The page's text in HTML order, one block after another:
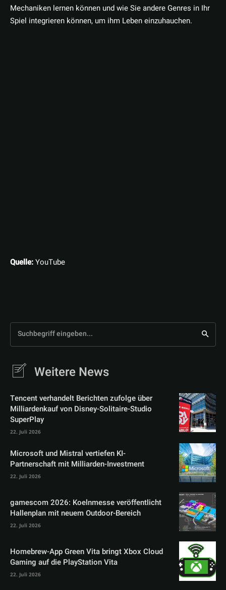
Mechaniken lernen können und wie Sie andere Genres in Ihr
Spiel integrieren können, um ihm Leben einzuhauchen.
Quelle:YouTube
Suchbegriff eingeben...
Weitere News
Tencent verhandelt Berichten zufolge über
Milliardenkauf von Disney-Solitaire-Studio
SuperPlay
22. Juli 2026
Microsoft und Mistral vertiefen KI-
Partnerschaft mit Milliarden-Investment
22. Juli 2026
gamescom 2026: Koelnmesse veröffentlicht
Hallenplan mit neuem Outdoor-Bereich
22. Juli 2026
Homebrew-App Green Vita bringt Xbox Cloud
Gaming auf die PlayStation Vita
22. Juli 2026